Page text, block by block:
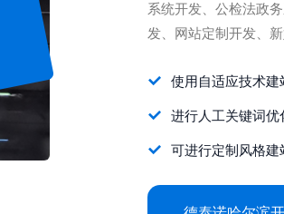
系统开发、公检法政
发、网站定制开发、
使用自适应技术建
进行人工关键词优
可进行定制风格建